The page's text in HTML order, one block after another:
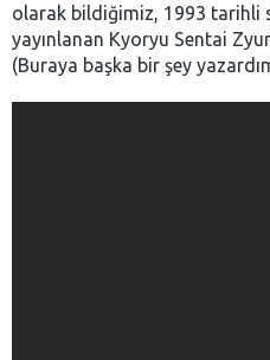
olarak bildiğimiz, 1993 tarihli
yayınlanan Kyoryu Sentai
(Buraya başka bir şey